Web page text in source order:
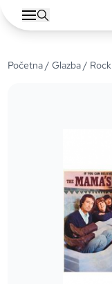
Početna/Glazba/ Rock